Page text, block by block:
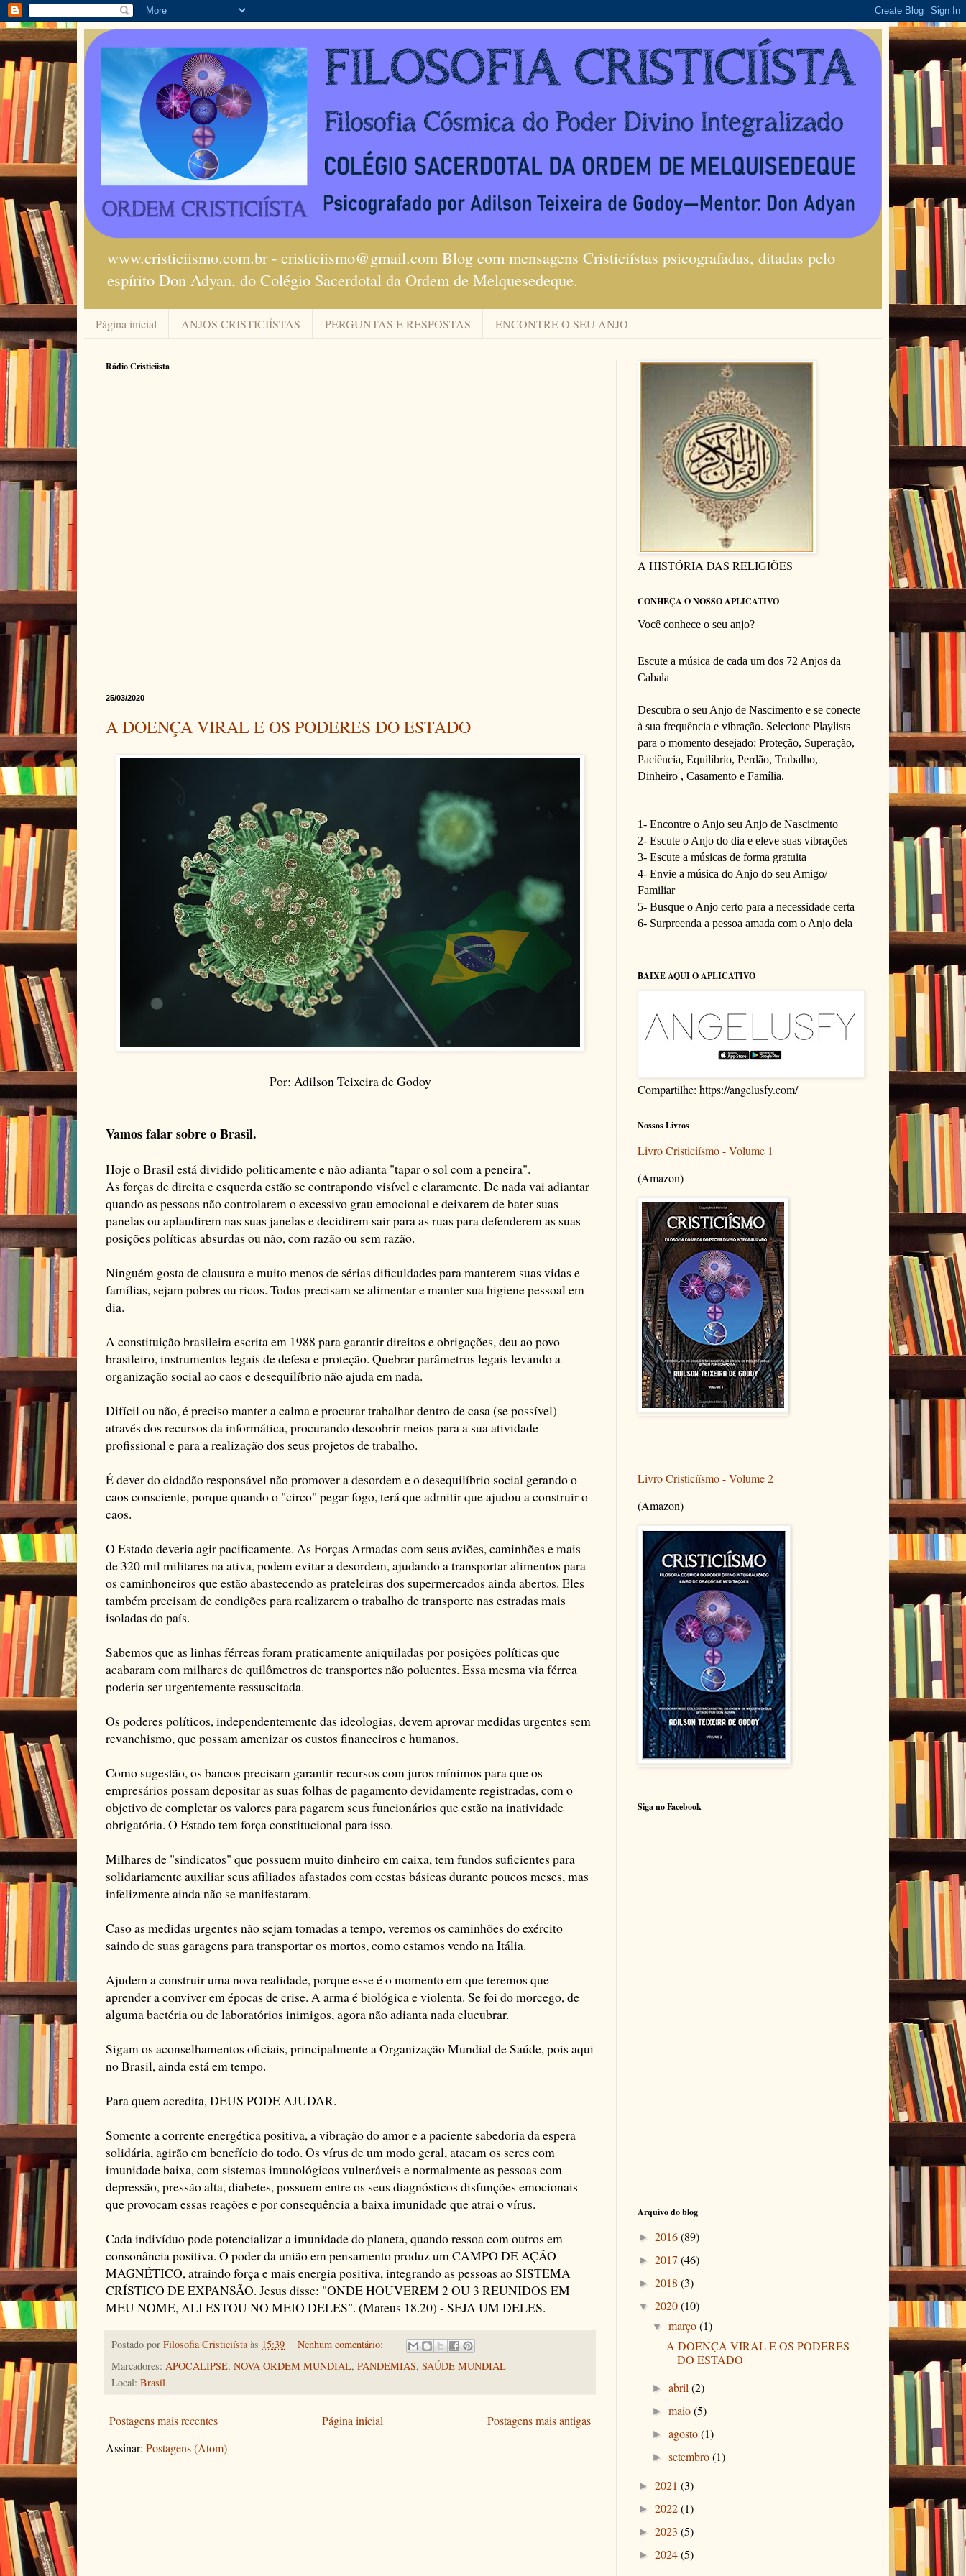
www.cristiciismo.com.br - cristiciismo@gmail.com Blog com mensagens Cristiciístas psicografadas, ditadas pelo
espírito Don Adyan, do Colégio Sacerdotal da Ordem de Melquesedeque.
Página inicial ANJOS CRISTICIÍSTAS PERGUNTAS E RESPOSTAS ENCONTRE O SEU ANJO
Rádio Cristiciista
25/03/2020
A DOENÇA VIRAL E OS PODERES DO ESTADO
Por: Adilson Teixeira de Godoy
Vamos falar sobre o Brasil.
Hoje o Brasil está dividido politicamente e não adianta "tapar o sol com a peneira".
As forças de direita e esquerda estão se contrapondo visível e claramente. De nada vai adiantar
quando as pessoas não controlarem o excessivo grau emocional e deixarem de bater suas
panelas ou aplaudirem nas suas janelas e decidirem sair para as ruas para defenderem as suas
posições políticas absurdas ou não, com razão ou sem razão.
Ninguém gosta de clausura e muito menos de sérias dificuldades para manterem suas vidas e
famílias, sejam pobres ou ricos. Todos precisam se alimentar e manter sua higiene pessoal em
dia.
A constituição brasileira escrita em 1988 para garantir direitos e obrigações, deu ao povo
brasileiro, instrumentos legais de defesa e proteção. Quebrar parâmetros legais levando a
organização social ao caos e desequilíbrio não ajuda em nada.
Difícil ou não, é preciso manter a calma e procurar trabalhar dentro de casa (se possível)
através dos recursos da informática, procurando descobrir meios para a sua atividade
profissional e para a realização dos seus projetos de trabalho.
É dever do cidadão responsável não promover a desordem e o desequilíbrio social gerando o
caos consciente, porque quando o "circo" pegar fogo, terá que admitir que ajudou a construir o
caos.
O Estado deveria agir pacificamente. As Forças Armadas com seus aviões, caminhões e mais
de 320 mil militares na ativa, podem evitar a desordem, ajudando a transportar alimentos para
os caminhoneiros que estão abastecendo as prateleiras dos supermercados ainda abertos. Eles
também precisam de condições para realizarem o trabalho de transporte nas estradas mais
isoladas do país.
Sabemos que as linhas férreas foram praticamente aniquiladas por posições políticas que
acabaram com milhares de quilômetros de transportes não poluentes. Essa mesma via férrea
poderia ser urgentemente ressuscitada.
Os poderes políticos, independentemente das ideologias, devem aprovar medidas urgentes sem
revanchismo, que possam amenizar os custos financeiros e humanos.
Como sugestão, os bancos precisam garantir recursos com juros mínimos para que os
empresários possam depositar as suas folhas de pagamento devidamente registradas, com o
objetivo de completar os valores para pagarem seus funcionários que estão na inatividade
obrigatória. O Estado tem força constitucional para isso.
Milhares de "sindicatos" que possuem muito dinheiro em caixa, tem fundos suficientes para
solidariamente auxiliar seus afiliados afastados com cestas básicas durante poucos meses, mas
infelizmente ainda não se manifestaram.
Caso as medidas urgentes não sejam tomadas a tempo, veremos os caminhões do exército
saindo de suas garagens para transportar os mortos, como estamos vendo na Itália.
Ajudem a construir uma nova realidade, porque esse é o momento em que teremos que
aprender a conviver em épocas de crise. A arma é biológica e violenta. Se foi do morcego, de
alguma bactéria ou de laboratórios inimigos, agora não adianta nada elucubrar.
Sigam os aconselhamentos oficiais, principalmente a Organização Mundial de Saúde, pois aqui
no Brasil, ainda está em tempo.
Para quem acredita, DEUS PODE AJUDAR.
Somente a corrente energética positiva, a vibração do amor e a paciente sabedoria da espera
solidária, agirão em benefício do todo. Os vírus de um modo geral, atacam os seres com
imunidade baixa, com sistemas imunológicos vulneráveis e normalmente as pessoas com
depressão, pressão alta, diabetes, possuem entre os seus diagnósticos disfunções emocionais
que provocam essas reações e por consequência a baixa imunidade que atrai o vírus.
Cada indivíduo pode potencializar a imunidade do planeta, quando ressoa com outros em
consonância positiva. O poder da união em pensamento produz um CAMPO DE AÇÃO
MAGNÉTICO, atraindo força e mais energia positiva, integrando as pessoas ao SISTEMA
CRÍSTICO DE EXPANSÃO. Jesus disse: "ONDE HOUVEREM 2 OU 3 REUNIDOS EM
MEU NOME, ALI ESTOU NO MEIO DELES". (Mateus 18.20) - SEJA UM DELES.
Postado por Filosofia Cristiciísta às 15:39
Nenhum comentário:
Marcadores: APOCALIPSE, NOVA ORDEM MUNDIAL, PANDEMIAS, SAÚDE MUNDIAL
Local: Brasil
Postagens mais recentes Postagens mais antigas
Página inicial
Assinar: Postagens (Atom)
A HISTÓRIA DAS RELIGIÕES
CONHEÇA O NOSSO APLICATIVO
Você conhece o seu anjo?
Escute a música de cada um dos 72 Anjos da
Cabala
Descubra o seu Anjo de Nascimento e se conecte
à sua frequência e vibração. Selecione Playlists
para o momento desejado: Proteção, Superação,
Paciência, Equilíbrio, Perdão, Trabalho,
Dinheiro , Casamento e Família.
1- Encontre o Anjo seu Anjo de Nascimento
2- Escute o Anjo do dia e eleve suas vibrações
3- Escute a músicas de forma gratuita
4- Envie a música do Anjo do seu Amigo/
Familiar
5- Busque o Anjo certo para a necessidade certa
6- Surpreenda a pessoa amada com o Anjo dela
BAIXE AQUI O APLICATIVO
Compartilhe: https://angelusfy.com/
Nossos Livros
Livro Cristiciísmo - Volume 1
(Amazon)
Livro Cristicíísmo - Volume 2
(Amazon)
Siga no Facebook
Arquivo do blog
► 2016(89)
► 2017 (46)
► 2018 (3)
▼ 2020(10)
▼março(1)
A DOENÇA VIRAL E OS PODERES
DO ESTADO
►abril(2)
►maio(5)
►agosto(1)
►setembro(1)
► 2021 (3)
► 2022(1)
► 2023 (5)
► 2024(5)